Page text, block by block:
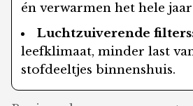
én verwarmen het hele
Luchtzuiverende
leefklimaat, minder last
stofdeeltjes binnenshuis.